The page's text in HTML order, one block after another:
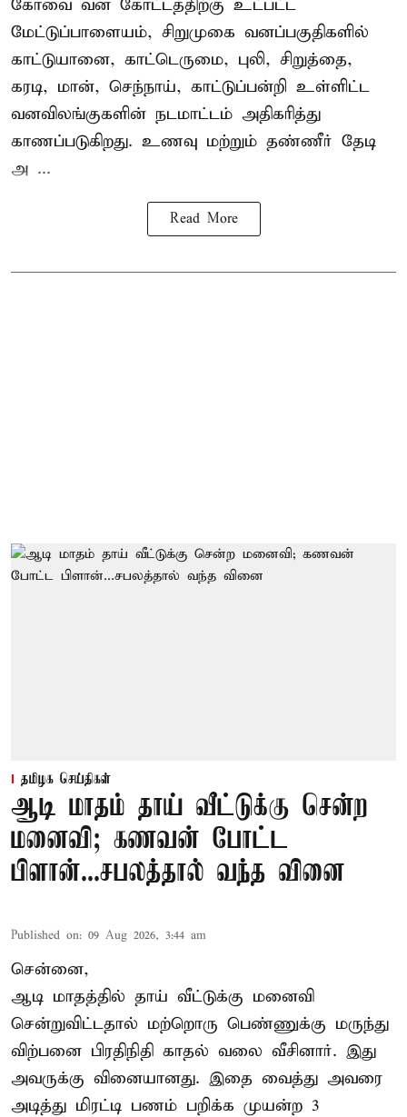
கோவை வன கோட்டத்திற்கு உட்பட்ட
மேட்டுப்பாளையம், சிறுமுகை வனப்பகுதிகளில்
காட்டுயானை, காட்டெருமை, புலி, சிறுத்தை,
கரடி, மான், செந்நாய், காட்டுப்பன்றி உள்ளிட்ட
வனவிலங்குகளின் நடமாட்டம் அதிகரித்து
காணப்படுகிறது. உணவு மற்றும் தண்ணீர் தேடி
அ ...
Read More
தமிழக செய்திகள்
ஆடி மாதம் தாய் வீட்டுக்கு சென்ற
மனைவி; கணவன் போட்ட
பிளான்...சபலத்தால் வந்த வினை
Published on: 09 Aug 2026, 3:44 am
சென்னை,
ஆடி மாதத்தில் தாய் வீட்டுக்கு மனைவி
சென்றுவிட்டதால் மற்றொரு பெண்ணுக்கு மருந்து
விற்பனை பிரதிநிதி காதல் வலை வீசினார். இது
அவருக்கு வினையானது. இதை வைத்து அவரை
அடித்து மிரட்டி பணம் பறிக்க முயன்ற 3